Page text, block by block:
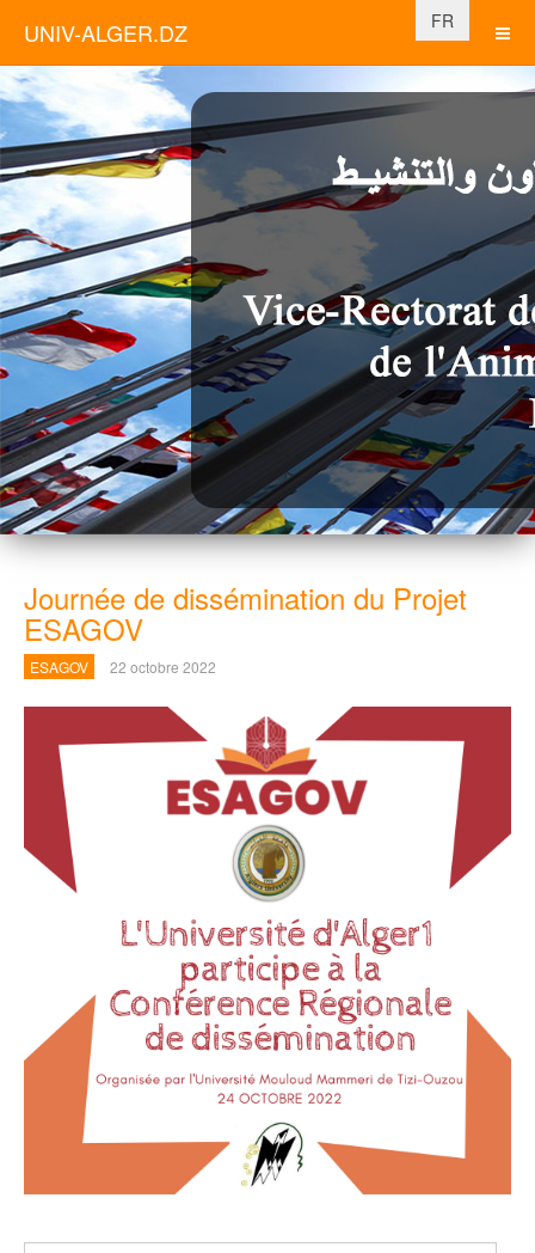
UNIV-ALGER.DZ
Sélectionnez
FR
Journée de dissémination du Projet
ESAGOV
ESAGOV 22 octobre 2022